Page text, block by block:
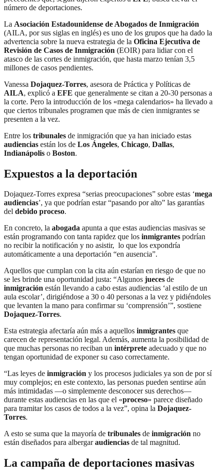
número de deportaciones.
La Asociación Estadounidense de Abogados de Inmigración
(AILA, por sus siglas en inglés) es uno de los grupos que ha dado la
advertencia sobre la nueva estrategia de la Oficina Ejecutiva de
Revisión de Casos de Inmigración (EOIR) para lidiar con el
atasco de las cortes de inmigración, que hasta marzo tenían 3,5
millones de casos pendientes.
Vanessa Dojaquez-Torres, asesora de Práctica y Políticas de
AILA, explicó a EFE que generalmente se citan a 20-30 personas a
la corte. Pero la introducción de los «mega calendarios» ha llevado a
que ciertos tribunales programen que más de cien inmigrantes se
presenten a la vez.
Entre los tribunales de inmigración que ya han iniciado estas
audiencias están los de Los Ángeles, Chicago, Dallas,
Indianápolis o Boston.
Expuestos a la deportación
Dojaquez-Torres expresa “serias preocupaciones” sobre estas ‘mega
audiencias’, ya que podrían estar “pasando por alto” las garantías
del debido proceso.
En concreto, la abogada apunta a que estas audiencias masivas se
están programando con tanta rapidez que los inmigrantes podrían
no recibir la notificación y no asistir, lo que los expondría
automáticamente a una deportación “en ausencia”.
Aquellos que cumplan con la cita aún estarían en riesgo de que no
se les brinde una oportunidad justa: “Algunos jueces de
inmigración están llevando a cabo estas audiencias ‘al estilo de un
aula escolar’, dirigiéndose a 30 o 40 personas a la vez y pidiéndoles
que levanten la mano para confirmar su ‘comprensión’”, sostiene
Dojaquez-Torres.
Esta estrategia afectaría aún más a aquellos inmigrantes que
carecen de representación legal. Además, aumenta la posibilidad de
que muchas personas no reciban un intérprete adecuado y que no
tengan oportunidad de exponer su caso correctamente.
“Las leyes de inmigración y los procesos judiciales ya son de por sí
muy complejos; en este contexto, las personas pueden sentirse aún
más intimidadas —o simplemente desconocer sus derechos—
durante estas audiencias en las que el «proceso» parece diseñado
para tramitar los casos de todos a la vez”, opina la Dojaquez-
Torres.
A esto se suma que la mayoría de tribunales de inmigración no
están diseñados para albergaraudiencias de tal magnitud.
La campaña de deportaciones masivas